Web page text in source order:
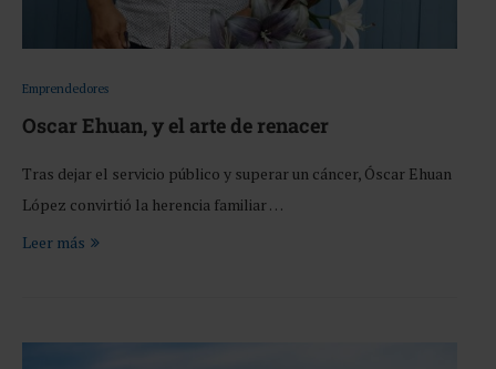
Emprendedores
Oscar Ehuan, y el arte de renacer
Tras dejar el servicio público y superar un cáncer, Óscar Ehuan
López convirtió la herencia familiar …
Leer más